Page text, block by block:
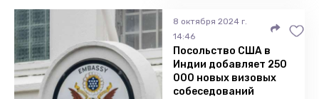
8 октября 2024 г.
14:46
Посольство США в
Индии добавляет 250
000 новых визовых
собеседований